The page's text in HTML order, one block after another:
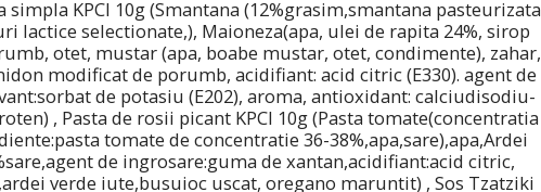
KPCI 10g (Smantana (12%grasim,smantana pasteurizata
lactice selectionate,), Maioneza(apa, ulei de rapita 24%, sirop
otet, mustar (apa, boabe mustar, otet, condimente), zahar,
modificat de porumb, acidifiant: acid citric (E330). agent de
de potasiu (E202), aroma, antioxidant: calciudisodiu-
, Pasta de rosii picant KPCI 10g (Pasta tomate(concentratia
tomate de concentratie 36-38%,apa,sare),apa,Ardei
de ingrosare:guma de xantan,acidifiant:acid citric,
verde iute,busuioc uscat, oregano maruntit) , Sos Tzatziki